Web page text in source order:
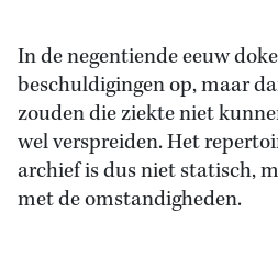
In de negentiende eeuw
beschuldigingen op, maar
zouden die ziekte niet
wel verspreiden. Het
archief is dus niet statisch,
met de omstandigheden.